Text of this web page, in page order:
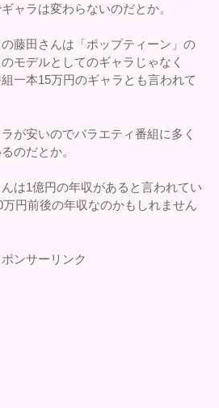
ャラは変わらないのだとか。
藤田さんは「ポップティーン」の
モデルとしてのギャラじゃなく
一本15万円のギャラとも言われて
が安いのでバラエティ番組に多く
のだとか。
は1億円の年収があると言われてい
円前後の年収なのかもしれません
ポンサーリンク